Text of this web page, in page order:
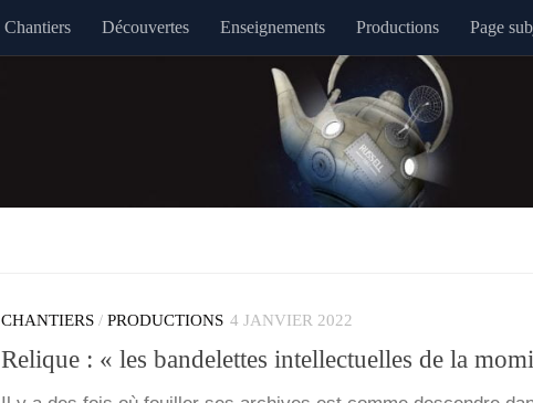
Chantiers Découvertes Enseignements Productions Page
CHANTIERS / PRODUCTIONS 4 JANVIER 2022
Relique : « les bandelettes intellectuelles de la